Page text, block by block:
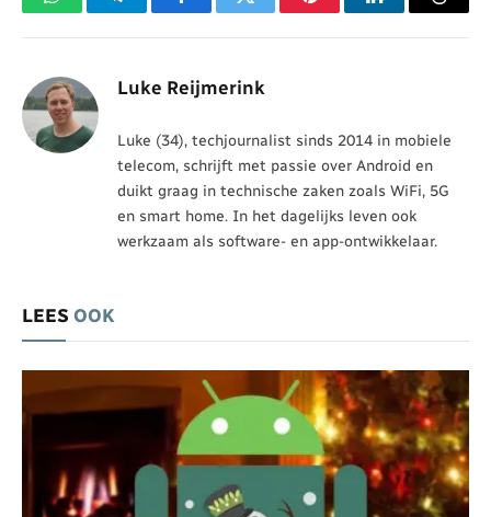
WhatsAppTelegramFacebookTwitter PinterestLinkedIn
Luke Reijmerink
Luke (34), techjournalist sinds 2014 in mobiele
telecom, schrijft met passie over Android en
duikt graag in technische zaken zoals WiFi, 5G
en smart home. In het dagelijks leven ook
werkzaam als software- en app-ontwikkelaar.
LEES OOK